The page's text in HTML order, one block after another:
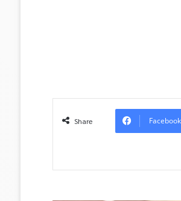
Share Facebook